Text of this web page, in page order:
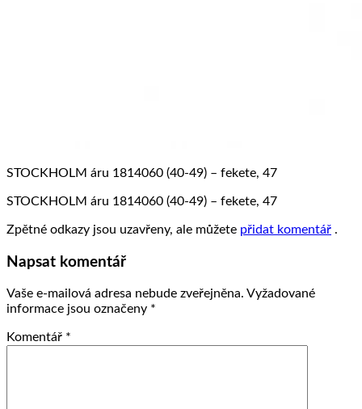
STOCKHOLM áru 1814060 (40-49) – fekete, 47
STOCKHOLM áru 1814060 (40-49) – fekete, 47
Zpětné odkazy jsou uzavřeny, ale můžete přidat komentář .
Napsat komentář
Vaše e-mailová adresa nebude zveřejněna. Vyžadované
informace jsou označeny *
Komentář *